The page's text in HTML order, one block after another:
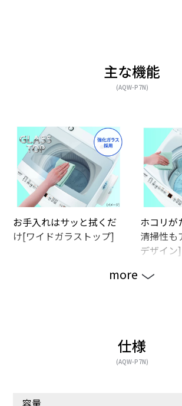
主な機能
(AQW-P7N)
お手入れはサッと拭くだ
け[ワイドガラストップ]
ホコリが
清掃性も
デザイン]
more
仕様
(AQW-P7N)
容量